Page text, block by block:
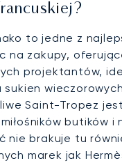
to jedne z
na zakupy,
projektantów,
sukien
Saint-Tropez
butików i
nie brakuje tu
marek jak